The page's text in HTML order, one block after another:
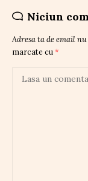
Niciun
Adresa ta de email
marcate cu *